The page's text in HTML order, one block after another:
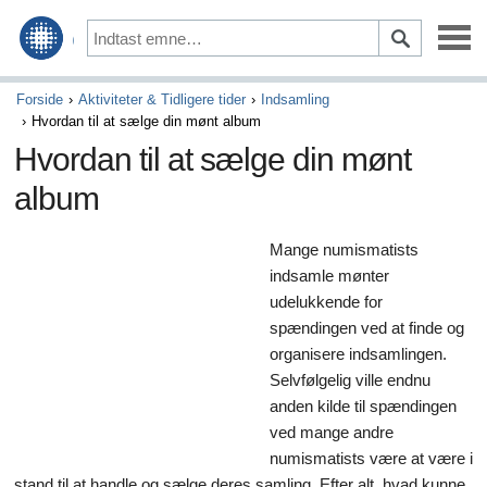
Vedligeholdelse & Reparation
Kørsel & Sikkerhed
Optioner & Tilbehør
Auto finansiering & Forsikring
Forside Aktiviteter & Tidligere tider
Indsamling
Hvordan til at sælge din mønt album
Hvordan til at sælge din mønt
album
Mange numismatists
indsamle mønter
udelukkende for
spændingen ved at finde og
organisere indsamlingen.
Selvfølgelig ville endnu
anden kilde til spændingen
ved mange andre
numismatists være at være i